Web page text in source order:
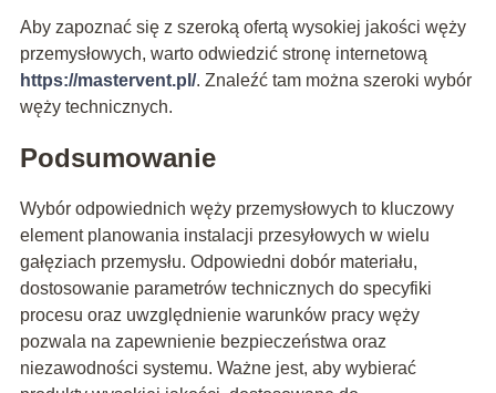
Aby zapoznać się z szeroką ofertą wysokiej jakości węży
przemysłowych, warto odwiedzić stronę internetową
https://mastervent.pl/. Znaleźć tam można szeroki wybór
węży technicznych.
Podsumowanie
Wybór odpowiednich węży przemysłowych to kluczowy
element planowania instalacji przesyłowych w wielu
gałęziach przemysłu. Odpowiedni dobór materiału,
dostosowanie parametrów technicznych do specyfiki
procesu oraz uwzględnienie warunków pracy węży
pozwala na zapewnienie bezpieczeństwa oraz
niezawodności systemu. Ważne jest, aby wybierać